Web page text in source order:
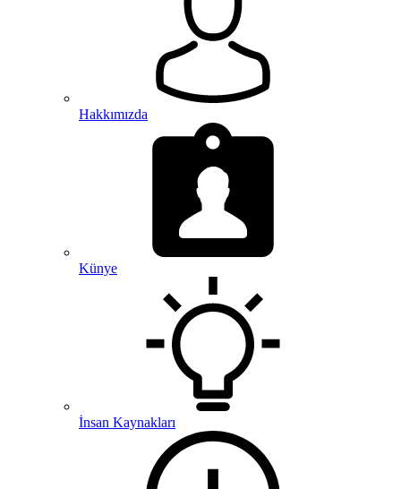
Hakkımızda
Künye
İnsan Kaynakları